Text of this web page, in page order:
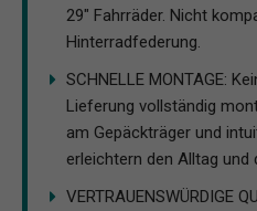
29" Fahrräder. Nicht
Hinterradfederung.
SCHNELLE MONTAGE:
Lieferung vollständig
am Gepäckträger und
erleichtern den Alltag und
VERTRAUENSWÜRDIGE